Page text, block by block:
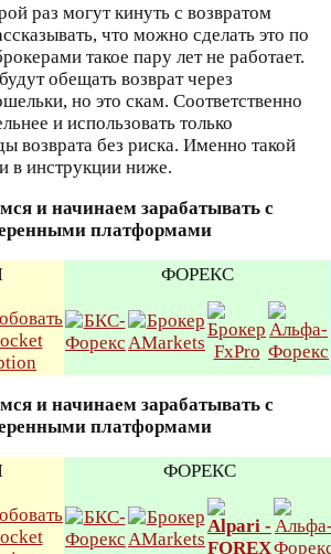
раз могут кинуть с возвратом
что можно сделать это по
такое пару лет не работает.
обещать возврат через
но это скам. Соответственно
и использовать только
возврата без риска. Именно такой
в инструкции ниже.
и начинаем зарабатывать с
платформами
ФОРЕКС
и начинаем зарабатывать с
платформами
ФОРЕКС